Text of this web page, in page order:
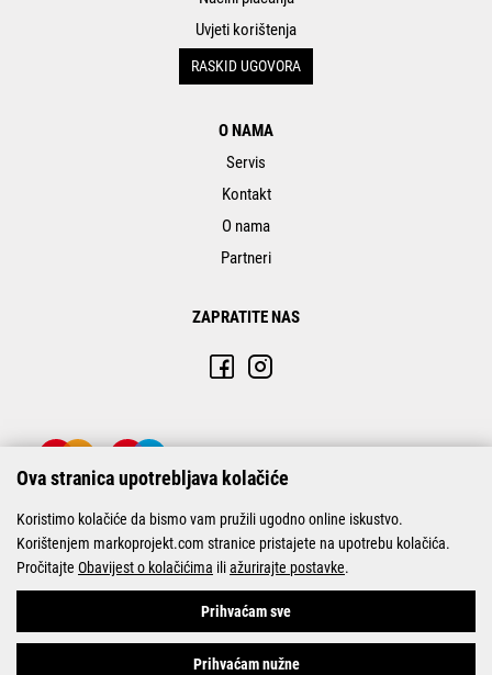
Uvjeti korištenja
RASKID UGOVORA
O NAMA
Servis
Kontakt
O nama
Partneri
ZAPRATITE NAS
© Marko-Projekt 2026
Ova stranica upotrebljava kolačiće
Koristimo kolačiće da bismo vam pružili ugodno online iskustvo.
Korištenjem markoprojekt.com stranice pristajete na upotrebu kolačića.
Pročitajte Obavijest o kolačićima iliažurirajte postavke.
Prihvaćam sve
Prihvaćam nužne